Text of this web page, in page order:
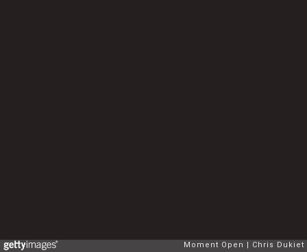
Moment Open Chris Dukiet